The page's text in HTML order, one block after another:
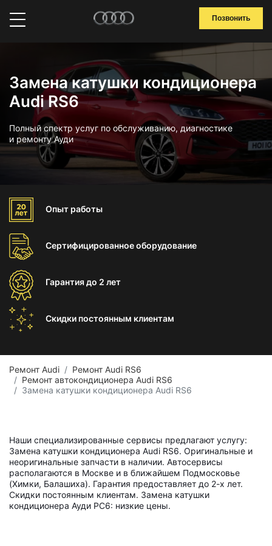
Позвонить
Замена катушки кондиционера
Audi RS6
Полный спектр услуг по обслуживанию, диагностике
и ремонту Ауди
Опыт работы
Сертифицированноеоборудование
Гарантиядо 2 лет
Скидки постоянным клиентам
Ремонт Audi
Ремонт Audi RS6
Ремонт автокондиционера Audi RS6
Замена катушки кондиционера Audi RS6
Наши специализированные сервисы предлагают услугу:
Замена катушки кондиционера Audi RS6. Оригинальные и
неоригинальные запчасти в наличии. Автосервисы
располагаются в Москве и в ближайшем Подмосковье
(Химки, Балашиха). Гарантия предоставляет до 2-х лет.
Скидки постоянным клиентам. Замена катушки
кондиционера Ауди РС6: низкие цены.